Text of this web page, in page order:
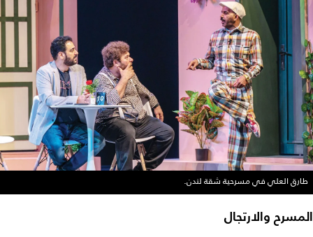
طارق العلي في مسرحية شقة لندن.
المسرح والارتجال